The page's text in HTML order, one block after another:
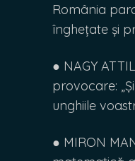
România
înghețate și
● NAGY
provocare:
unghiile
● MIRON